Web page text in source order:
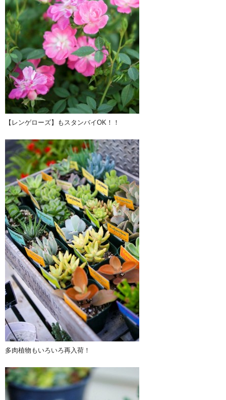
【レンゲローズ】もスタンバイOK！！
多肉植物もいろいろ再入荷！